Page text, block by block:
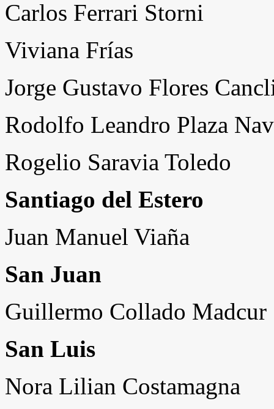
Carlos Ferrari Storni
Viviana Frías
Jorge Gustavo Flores
Rodolfo Leandro Plaza
Rogelio Saravia Toledo
Santiago del Estero
Juan Manuel Viaña
San Juan
Guillermo Collado Madcur
San Luis
Nora Lilian Costamagna